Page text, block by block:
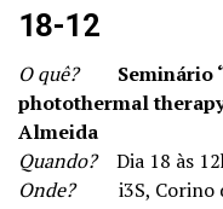
18-12
O quê?
Seminário
photothermal
Almeida
Quando?Dia 18 às
Onde?i3S, Corino